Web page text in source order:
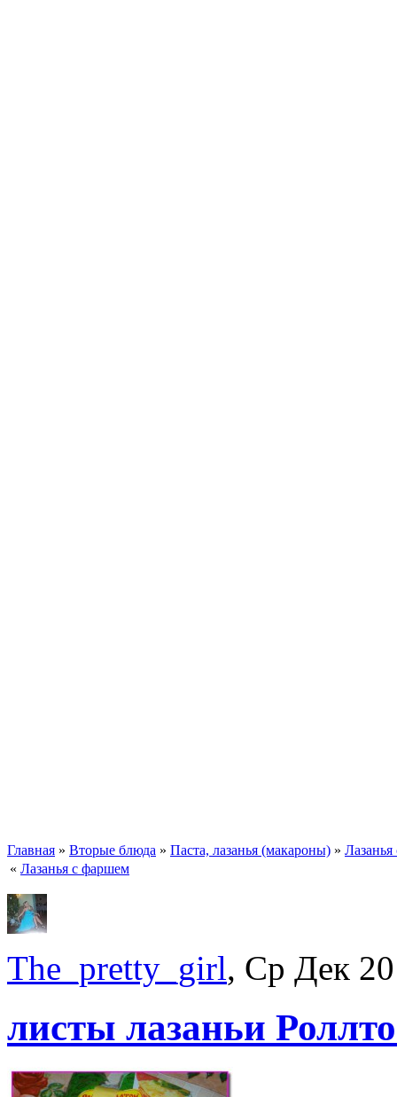
Главная » Вторые блюда » Паста, лазанья (макароны) »
« Лазанья с фаршем
The_pretty_girl, Ср Дек
листы лазаньи